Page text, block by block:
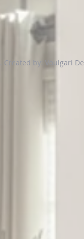
Created by: Voulgari